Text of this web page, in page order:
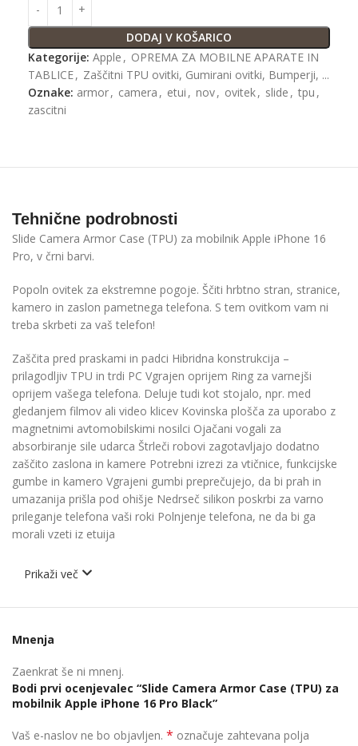
DODAJ V KOŠARICO
Kategorije: Apple , OPREMA ZA MOBILNE APARATE IN
TABLICE, Zaščitni TPU ovitki, Gumirani ovitki, Bumperji, ...
Oznake: armor, camera , etui , nov, ovitek, slide , tpu ,
zascitni
Tehnične podrobnosti
Slide Camera Armor Case (TPU) za mobilnik Apple iPhone 16
Pro, v črni barvi.
Popoln ovitek za ekstremne pogoje. Ščiti hrbtno stran, stranice,
kamero in zaslon pametnega telefona. S tem ovitkom vam ni
treba skrbeti za vaš telefon!
Zaščita pred praskami in padci Hibridna konstrukcija –
prilagodljiv TPU in trdi PC Vgrajen oprijem Ring za varnejši
oprijem vašega telefona. Deluje tudi kot stojalo, npr. med
gledanjem filmov ali video klicev Kovinska plošča za uporabo z
magnetnimi avtomobilskimi nosilci Ojačani vogali za
absorbiranje sile udarca Štrleči robovi zagotavljajo dodatno
zaščito zaslona in kamere Potrebni izrezi za vtičnice, funkcijske
gumbe in kamero Vgrajeni gumbi preprečujejo, da bi prah in
umazanija prišla pod ohišje Nedrseč silikon poskrbi za varno
prileganje telefona vaši roki Polnjenje telefona, ne da bi ga
morali vzeti iz etuija
–drsnik, ki bo zaščitili zadnjo kamero vašega pametnega
– pričvrščen obroč za varnejše rokovanje. Služi tudi kot stojalo,
npr. med gledanjem filmov ali video klici
– kovinska plošča za enostaven oprijem z magnetnimi nosilci
– ojačani vogali za absorpcijo udarcev
Prikaži več
Mnenja
Zaenkrat še ni mnenj.
Bodi prvi ocenjevalec “Slide Camera Armor Case (TPU) za
mobilnik Apple iPhone 16 Pro Black”
Vaš e-naslov ne bo objavljen. * označuje zahtevana polja